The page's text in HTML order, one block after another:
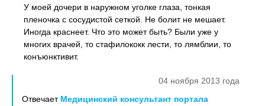
У моей дочери в наружном уголке глаза, тонкая
пленочка с сосудистой сеткой. Не болит не мешает.
Иногда краснеет. Что это может быть? Были уже у
многих врачей, то стафилококк лести, то лямблии, то
конъюнктивит.
04 ноября 2013 года
Отвечает Медицинский консультант портала